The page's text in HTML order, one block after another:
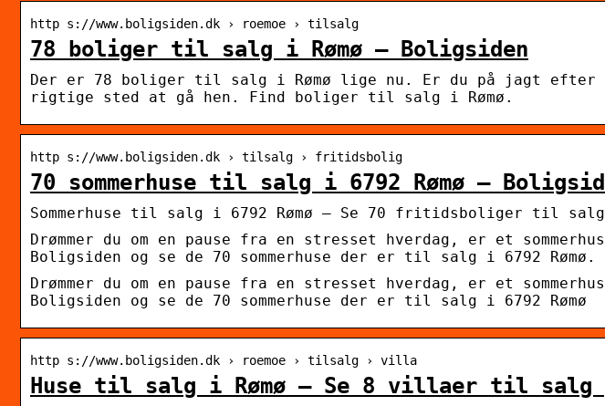
http s://www.boligsiden.dk › roemoe › tilsalg
78 boliger til salg i Rømø – Boligsiden
Der er 78 boliger til salg i Rømø lige nu. Er du på jagt efter
rigtige sted at gå hen. Find boliger til salg i Rømø.
http s://www.boligsiden.dk › tilsalg › fritidsbolig
70 sommerhuse til salg i 6792 Rømø –
Sommerhuse til salg i 6792 Rømø – Se 70 fritidsboliger til
Drømmer du om en pause fra en stresset hverdag, er et
Boligsiden og se de 70 sommerhuse der er til salg i 6792 Rømø.
Drømmer du om en pause fra en stresset hverdag, er et
Boligsiden og se de 70 sommerhuse der er til salg i 6792 Rømø
http s://www.boligsiden.dk › roemoe › tilsalg › villa
Huse til salg i Rømø – Se 8 villaer til salg